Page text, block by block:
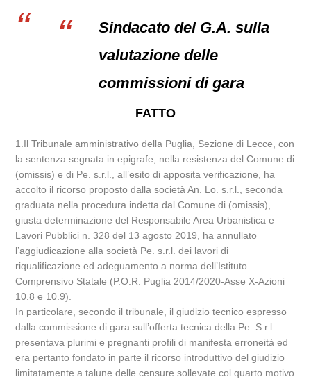
Sindacato del G.A. sulla
valutazione delle
commissioni di gara
FATTO
1.Il Tribunale amministrativo della Puglia, Sezione di Lecce, con
la sentenza segnata in epigrafe, nella resistenza del Comune di
(omissis) e di Pe. s.r.l., all’esito di apposita verificazione, ha
accolto il ricorso proposto dalla società An. Lo. s.r.l., seconda
graduata nella procedura indetta dal Comune di (omissis),
giusta determinazione del Responsabile Area Urbanistica e
Lavori Pubblici n. 328 del 13 agosto 2019, ha annullato
l’aggiudicazione alla società Pe. s.r.l. dei lavori di
riqualificazione ed adeguamento a norma dell’Istituto
Comprensivo Statale (P.O.R. Puglia 2014/2020-Asse X-Azioni
10.8 e 10.9).
In particolare, secondo il tribunale, il giudizio tecnico espresso
dalla commissione di gara sull’offerta tecnica della Pe. S.r.l.
presentava plurimi e pregnanti profili di manifesta erroneità ed
era pertanto fondato in parte il ricorso introduttivo del giudizio
limitatamente a talune delle censure sollevate col quarto motivo